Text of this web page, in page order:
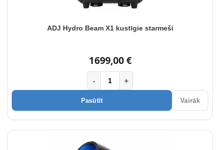
ADJ Hydro Beam X1 kustīgie starmeši
1699,00 €
- +
Pasūtīt Vairāk